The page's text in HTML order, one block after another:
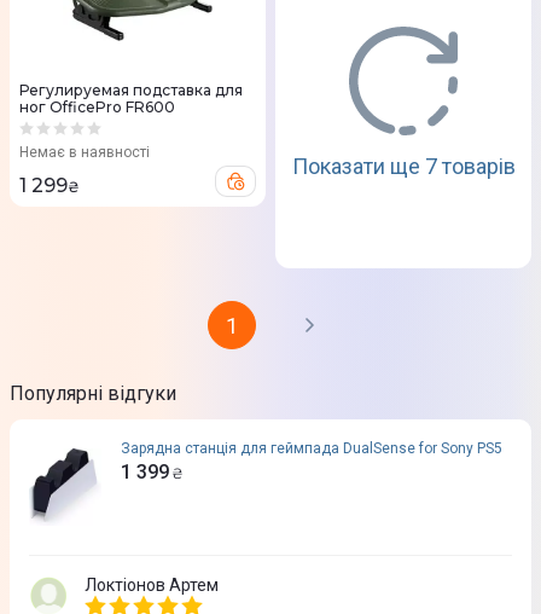
Регулируемая подставка для
ног OfficePro FR600
Немає в наявності
1 299₴
Показати ще 7 товарів
1
Популярні відгуки
Зарядна станція для геймпада DualSense for Sony PS5
1 399 ₴
Локтіонов Артем